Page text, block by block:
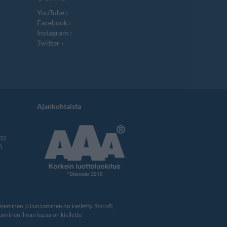
YouTube
Facebook
Instagram
Twitter
Ajankohtaista
ja lainaaminen on kielletty. Stara®,
ilman lupaa on kielletty.